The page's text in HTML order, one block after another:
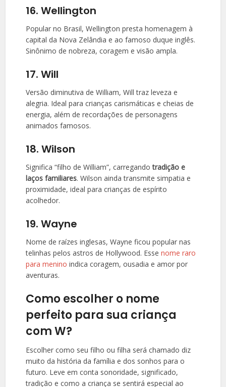
16. Wellington
Popular no Brasil, Wellington presta homenagem à
capital da Nova Zelândia e ao famoso duque inglês.
Sinônimo de nobreza, coragem e visão ampla.
17. Will
Versão diminutiva de William, Will traz leveza e
alegria. Ideal para crianças carismáticas e cheias de
energia, além de recordações de personagens
animados famosos.
18. Wilson
Significa “filho de William”, carregandotradição e
laços familiares. Wilson ainda transmite simpatia e
proximidade, ideal para crianças de espírito
acolhedor.
19. Wayne
Nome de raízes inglesas, Wayne ficou popular nas
telinhas pelos astros de Hollywood. Essenome raro
para menino indica coragem, ousadia e amor por
aventuras.
Como escolher o nome
perfeito para sua criança
com W?
Escolher como seu filho ou filha será chamado diz
muito da história da família e dos sonhos para o
futuro. Leve em conta sonoridade, significado,
tradição e como a criança se sentirá especial ao